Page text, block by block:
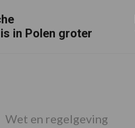
in Polen groter
Wet en regelgeving